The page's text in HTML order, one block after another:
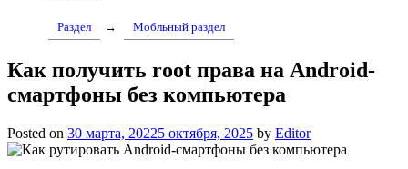
Раздел → Мобльный раздел
Как получить root права на Android-
смартфоны без компьютера
Posted on 30 марта, 20225 октября, 2025 by Editor